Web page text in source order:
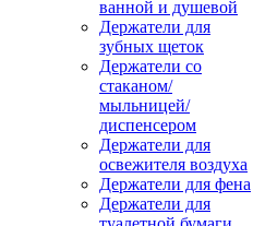
ванной и душевой
Держатели для
зубных щеток
Держатели со
стаканом/
мыльницей/
диспенсером
Держатели для
освежителя воздуха
Держатели для фена
Держатели для